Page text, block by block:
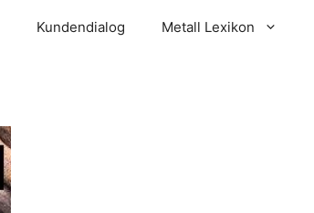
Kundendialog Metall Lexikon